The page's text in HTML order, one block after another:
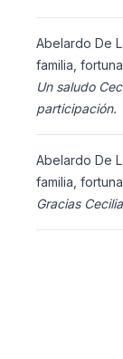
Abelardo De
familia,
presidencial
Un saludo
participación.
Abelardo De
familia,
presidencial